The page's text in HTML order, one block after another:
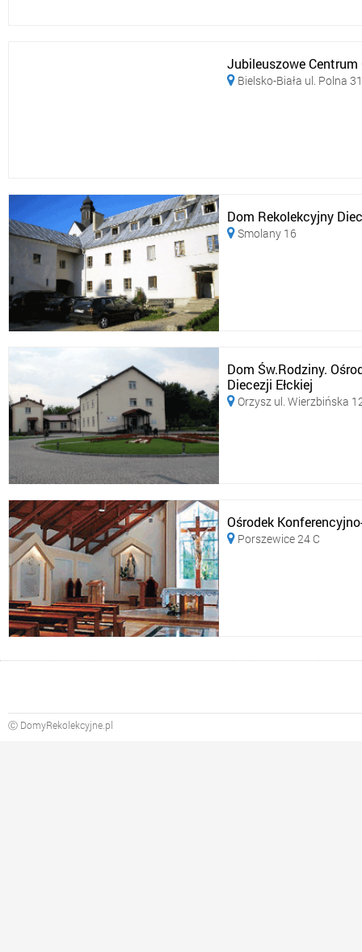
Jubileuszowe
 Bielsko-Biała ul. Polna 31
Dom Rekolekcyjny
Smolany 16
Dom Św.Rodziny.
Diecezji Ełckiej
Orzysz ul. Wierzbińska
Ośrodek
 Porszewice 24 C
Ⓒ DomyRekolekcyjne.pl